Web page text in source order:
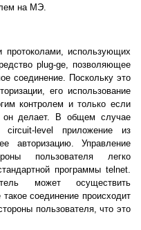
на МЭ.
протоколами, использующих
plug-ge, позволяющее
соединение. Поскольку это
его использование
контролем и только если
он делает. В общем случае
circuit-level приложение из
авторизацию. Управление
пользователя легко
программы telnet.
может осуществить
соединение происходит
пользователя, что это